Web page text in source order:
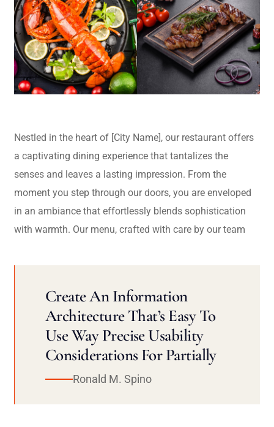
Nestled in the heart of [City Name], our restaurant offers
a captivating dining experience that tantalizes the
senses and leaves a lasting impression. From the
moment you step through our doors, you are enveloped
in an ambiance that effortlessly blends sophistication
with warmth. Our menu, crafted with care by our team
Create An Information
Architecture That’s Easy To
Use Way Precise Usability
Considerations For Partially
Ronald M. Spino